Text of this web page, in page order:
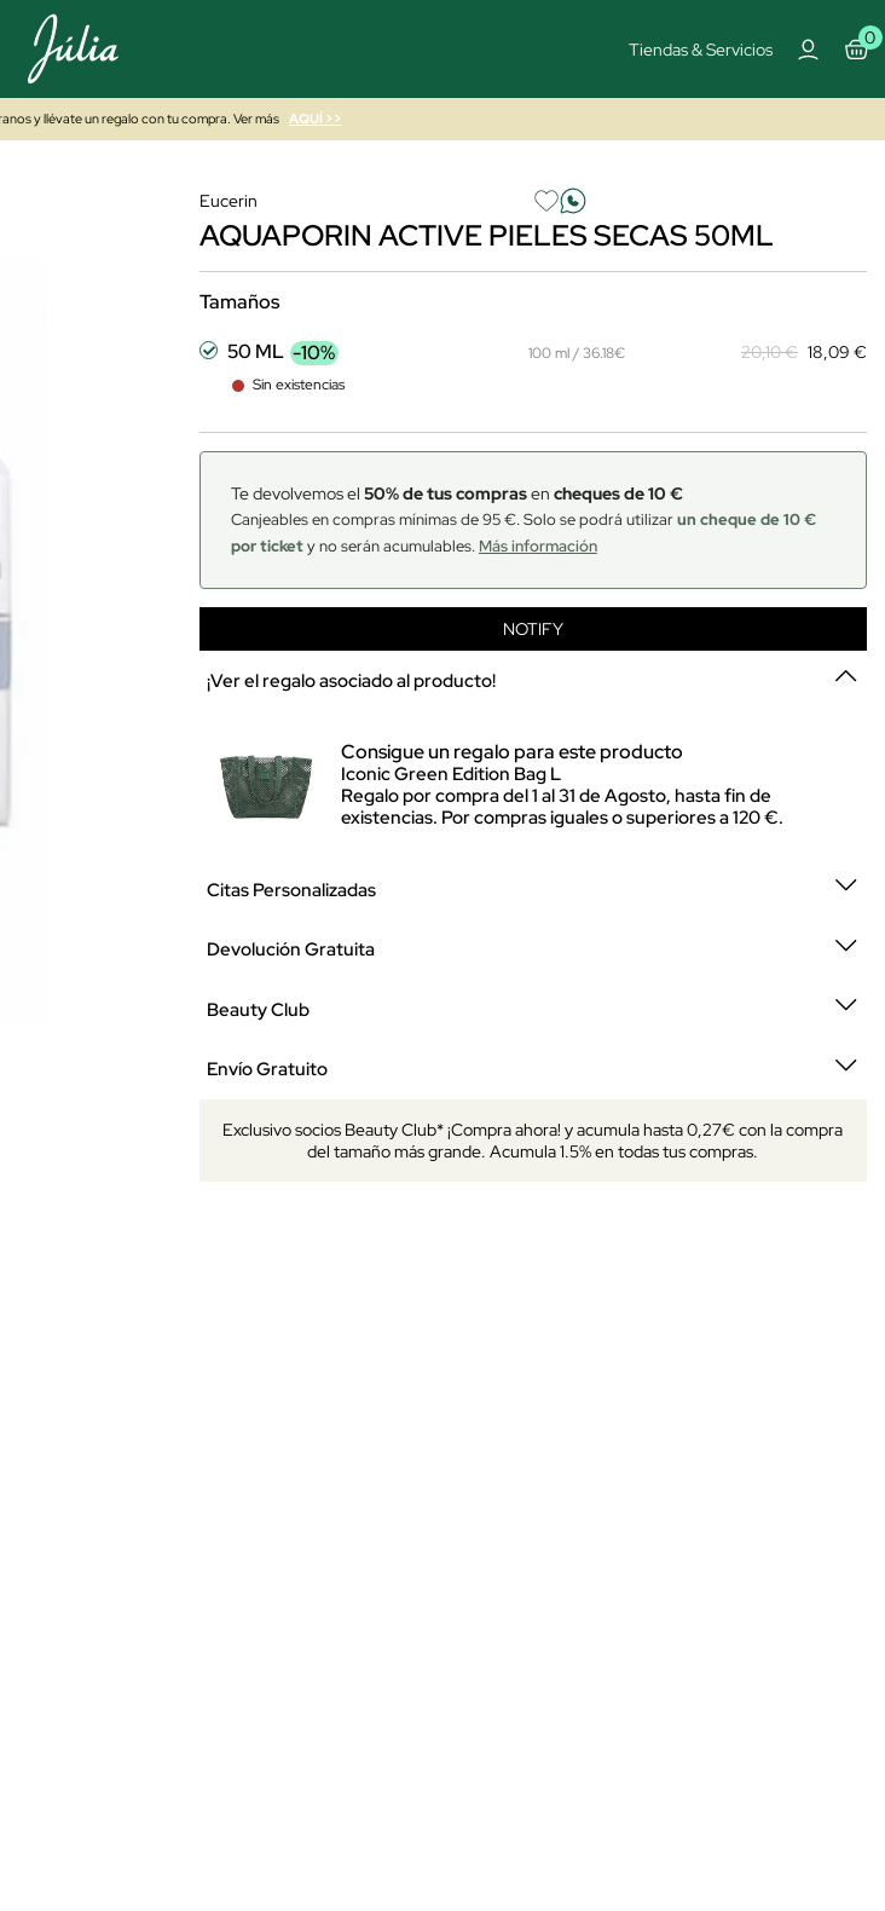
Tiendas & Servicios
0
y llévate un regalo con tu compra. Ver más AQUÍ >>
Eucerin
AQUAPORIN ACTIVE PIELES SECAS 50ML
Tamaños
50 ML -10%
Sin existencias
100 ml / 36.18€ 20,10 € 18,09 €
Te devolvemos el 50% de tus comprasen cheques de 10 €
Canjeables en compras mínimas de 95 €. Solo se podrá utilizarun cheque de 10 €
por tickety no serán acumulables. Más información
NOTIFY
¡Ver el regalo asociado al producto!
Consigue un regalo para este producto
Iconic Green Edition Bag L
Regalo por compra del 1 al 31 de Agosto, hasta fin de
existencias. Por compras iguales o superiores a 120 €.
Citas Personalizadas
Devolución Gratuita
Beauty Club
Envío Gratuito
Exclusivo socios Beauty Club* ¡Compra ahora! y acumula hasta 0,27€ con la compra
del tamaño más grande. Acumula 1.5% en todas tus compras.